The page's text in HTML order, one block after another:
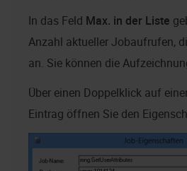
In das Feld Max. in der Liste
Anzahl aktueller Jobaufrufen,
an. Sie können die
Über einen Doppelklick auf
Eintrag öffnen Sie den